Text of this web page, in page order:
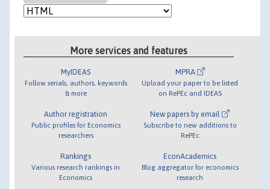
More services and features
MyIDEAS
Follow serials, authors, keywords
& more
Author registration
Public profiles for Economics
researchers
Rankings
Various research rankings in
Economics
MPRA
Upload your paper to be listed
on RePEc and IDEAS
New papers by email
Subscribe to new additions to
RePEc
EconAcademics
Blog aggregator for economics
research